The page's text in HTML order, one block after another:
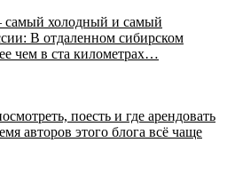
самый холодный и самый
В отдаленном сибирском
чем в ста километрах…
поесть и где арендовать
авторов этого блога всё чаще